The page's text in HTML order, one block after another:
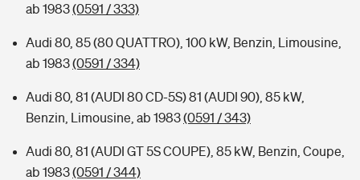
ab 1983(0591 / 333)
Audi 80, 85 (80 QUATTRO), 100 kW, Benzin, Limousine,
ab 1983(0591 / 334)
Audi 80, 81 (AUDI 80 CD-5S) 81 (AUDI 90), 85 kW,
Benzin, Limousine, ab 1983(0591 / 343)
Audi 80, 81 (AUDI GT 5S COUPE), 85 kW, Benzin, Coupe,
ab 1983(0591 / 344)